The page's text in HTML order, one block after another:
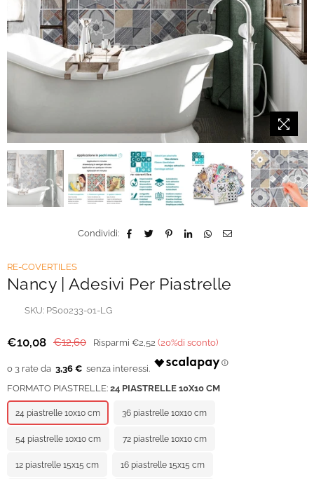
Condividi:
RE-COVERTILES
Nancy | Adesivi Per Piastrelle
SKU: PS00233-01-LG
Prezzo
€10,08 €12,60 Risparmi €2,52 (20%di sconto)
3,36 €
FORMATO PIASTRELLE: 24 PIASTRELLE 10X10 CM
24 piastrelle 10x10 cm 36 piastrelle 10x10 cm
54 piastrelle 10x10 cm 72 piastrelle 10x10 cm
12 piastrelle 15x15 cm 16 piastrelle 15x15 cm